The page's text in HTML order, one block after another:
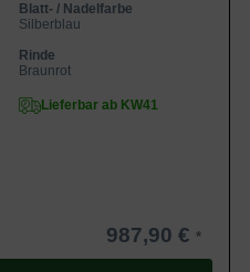
Blatt- / Nadelfarbe
Silberblau
Rinde
Braunrot
Lieferbar ab KW41
987,90 €